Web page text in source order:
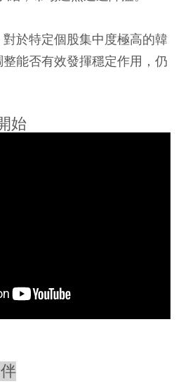
於特定個股集中度極高的韓
能否有效發揮穩定作用，仍
始